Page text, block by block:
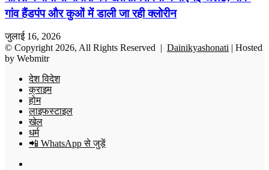
गांव हैंडपंप और कुओं में डाली जा रही क्लोरीन
जुलाई 16, 2026
© Copyright 2026, All Rights Reserved | Dainikyashonati | Hosted
by Webmitr
देश विदेश
क्राइम
होम
लाइफस्टाइल
खेल
धर्म
📲 WhatsApp से जुड़ें